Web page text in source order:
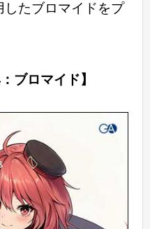
たブロマイドをプ
ブロマイド】